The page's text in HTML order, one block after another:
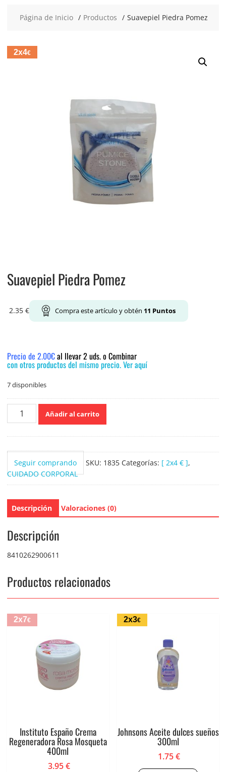
Página de Inicio Productos Suavepiel Piedra Pomez
2x4€
Suavepiel Piedra Pomez
2.35 € Compra este artículo y obtén 11 Puntos
Precio de 2.00€al llevar 2 uds. o Combinar
con otros productos del mismo precio. Ver aquí
7 disponibles
Suavepiel
Piedra
Añadir al carrito
Seguir comprando SKU: 1835 Categorías: [ 2x4 € ],
CUIDADO CORPORAL
Descripción Valoraciones (0)
Descripción
8410262900611
Productos relacionados
2x7€
Instituto Españo Crema
Regeneradora Rosa Mosqueta
400ml
3.95€
2x3€
Johnsons Aceite dulces sueños
300ml
1.75€